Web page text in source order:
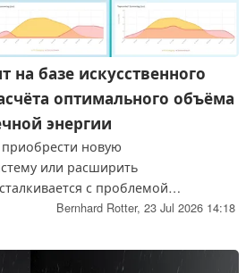
на базе искусственного
оптимального объёма
энергии
новую
или расширить
с проблемой
емкости аккумуляторной батареи.
стартапом, призван решить эту
Bernhard Rotter, 23 Jul 2026 14:18